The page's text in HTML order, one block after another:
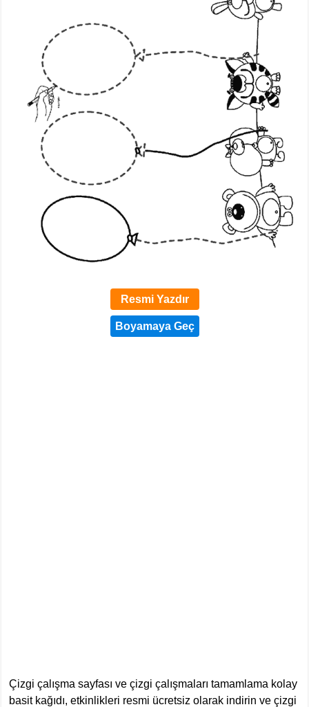
Resmi Yazdır
Çizgi çalışma sayfası ve çizgi çalışmaları tamamlama kolay
basit kağıdı, etkinlikleri resmi ücretsiz olarak indirin ve çizgi